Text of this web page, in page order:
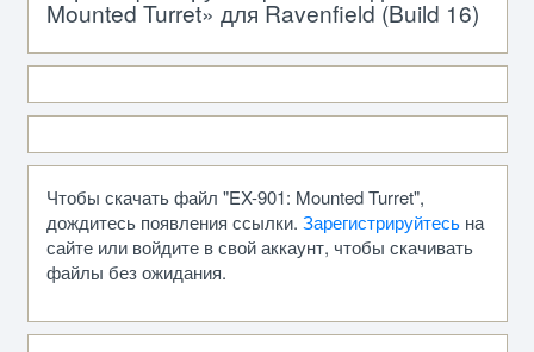
Mounted Turret» для Ravenfield (Build 16)
Чтобы скачать файл "EX-901: Mounted Turret",
дождитесь появления ссылки. Зарегистрируйтесьна
сайте или войдите в свой аккаунт, чтобы скачивать
файлы без ожидания.